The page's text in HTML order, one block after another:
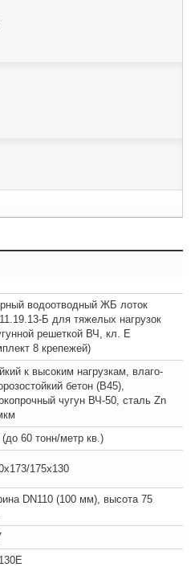
водоотводный ЖБ лоток
Б для тяжелых нагрузок
решеткой ВЧ, кл. E
8 крепежей)
к высоким нагрузкам, влаго-
бетон (B45),
чугун ВЧ-50, сталь Zn
60 тонн/метр кв.)
175х130
DN110 (100 мм), высота 75